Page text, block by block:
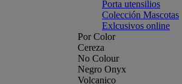
Porta utensilios
Colección Mascotas
Exlcusivos online
Por Color
Cereza
No Colour
Negro Onyx
Volcanico